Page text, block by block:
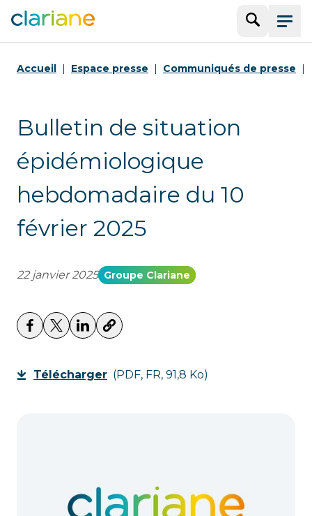
Menu
Accueil Espace presse Communiqués de presse
Bulletin de situation
épidémiologique
hebdomadaire du 10
février 2025
22 janvier 2025 Groupe Clariane
Télécharger (PDF, FR, 91,8 Ko)